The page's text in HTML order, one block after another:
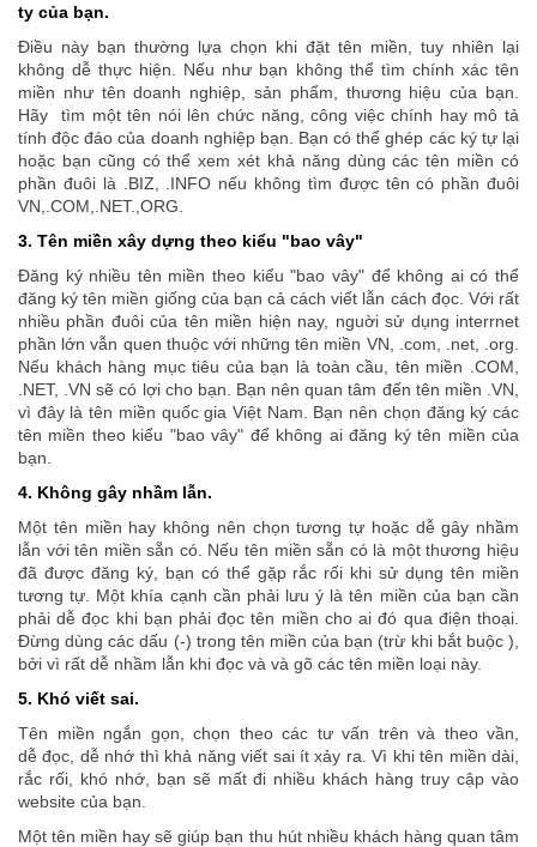
ty của bạn.
Điều này bạn thường lựa chọn khi đặt tên miền, tuy nhiên lại
không dễ thực hiện. Nếu như bạn không thể tìm chính xác tên
miền như tên doanh nghiệp, sản phẩm, thương hiệu của bạn.
Hãy tìm một tên nói lên chức năng, công việc chính hay mô tả
tính độc đáo của doanh nghiệp bạn. Bạn có thể ghép các ký tự lại
hoặc bạn cũng có thể xem xét khả năng dùng các tên miền có
phần đuôi là .BIZ, .INFO nếu không tìm được tên có phần đuôi
VN,.COM,.NET.,ORG.
3. Tên miền xây dựng theo kiểu "bao vây"
Ðăng ký nhiều tên miền theo kiểu "bao vây" để không ai có thể
đăng ký tên miền giống của bạn cả cách viết lẫn cách đọc. Với rất
nhiều phần đuôi của tên miền hiện nay, nguời sử dụng interrnet
phần lớn vẫn quen thuộc với những tên miền VN, .com, .net, .org.
Nếu khách hàng mục tiêu của bạn là toàn cầu, tên miền .COM,
.NET, .VN sẽ có lợi cho bạn. Bạn nên quan tâm đến tên miền .VN,
vì đây là tên miền quốc gia Việt Nam. Bạn nên chọn đăng ký các
tên miền theo kiểu "bao vây" để không ai đăng ký tên miền của
bạn.
4. Không gây nhầm lẫn.
Một tên miền hay không nên chọn tương tự hoặc dễ gây nhầm
lẫn với tên miền sẵn có. Nếu tên miền sẵn có là một thương hiệu
đã được đăng ký, bạn có thể gặp rắc rối khi sử dụng tên miền
tương tự. Một khía cạnh cần phải lưu ý là tên miền của bạn cần
phải dễ đọc khi bạn phải đọc tên miền cho ai đó qua điện thoại.
Đừng dùng các dấu (-) trong tên miền của bạn (trừ khi bắt buộc ),
bởi vì rất dễ nhầm lẫn khi đọc và và gõ các tên miền loại này.
5. Khó viết sai.
Tên miền ngắn gọn, chọn theo các tư vấn trên và theo vần,
dễ đọc, dễ nhớ thì khả năng viết sai ít xảy ra. Vì khi tên miền dài,
rắc rối, khó nhớ, bạn sẽ mất đi nhiều khách hàng truy cập vào
website của bạn.
Một tên miền hay sẽ giúp bạn thu hút nhiều khách hàng quan tâm